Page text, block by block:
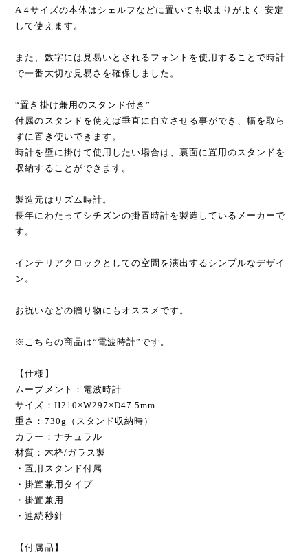
A 4サイズの本体はシェルフなどに置いても収まりがよく 安定
して使えます。
また、数字には見易いとされるフォントを使用することで時計
で一番大切な見易さを確保しました。
“置き掛け兼用のスタンド付き”
付属のスタンドを使えば垂直に自立させる事ができ、幅を取ら
ずに置き使いできます。
時計を壁に掛けて使用したい場合は、裏面に置用のスタンドを
収納することができます。
製造元はリズム時計。
長年にわたってシチズンの掛置時計を製造しているメーカーで
す。
インテリアクロックとしての空間を演出するシンプルなデザイ
ン。
お祝いなどの贈り物にもオススメです。
※こちらの商品は“電波時計”です。
【仕様】
ムーブメント：電波時計
サイズ：H210×W297×D47.5mm
重さ：730g（スタンド収納時）
カラー：ナチュラル
材質：木枠/ガラス製
・置用スタンド付属
・掛置兼用タイプ
・掛置兼用
・連続秒針
【付属品】